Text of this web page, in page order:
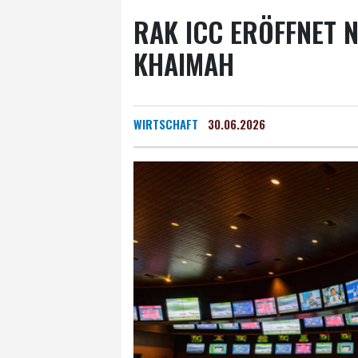
RAK ICC ERÖFFNET
KHAIMAH
WIRTSCHAFT 30.06.2026